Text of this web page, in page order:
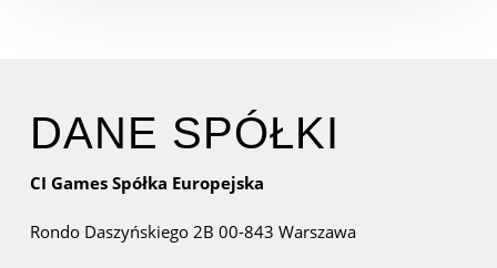
DANE SPÓŁKI
CI Games Spółka Europejska
Rondo Daszyńskiego 2B 00-843 Warszawa